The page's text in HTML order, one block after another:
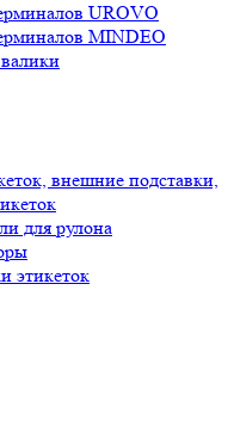
UROVO
MINDEO
внешние подставки,
для рулона
этикеток